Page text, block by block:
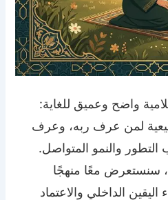
واضح وعميق للغاية:
لمن عرف ربه، وعرف
والنمو المتواصل.
سنستعرض معًا منهجًا
اليقين الداخلي والاعتماد